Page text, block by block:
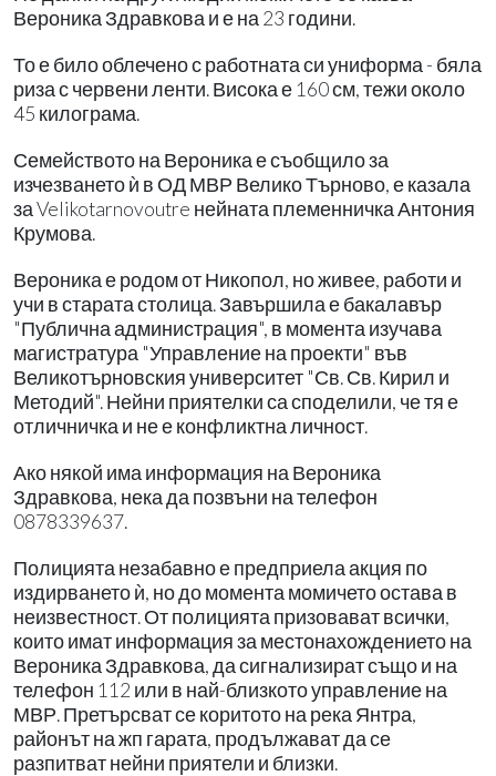
Вероника Здравкова и е на 23 години.
То е било облечено с работната си униформа - бяла
риза с червени ленти. Висока е 160 см, тежи около
45 килограма.
Семейството на Вероника е съобщило за
изчезването ѝ в ОД МВР Велико Търново, е казала
за Velikotarnovoutre нейната племенничка Антония
Крумова.
Вероника е родом от Никопол, но живее, работи и
учи в старата столица. Завършила е бакалавър
"Публична администрация", в момента изучава
магистратура "Управление на проекти" във
Великотърновския университет "Св. Св. Кирил и
Методий". Нейни приятелки са споделили, че тя е
отличничка и не е конфликтна личност.
Ако някой има информация на Вероника
Здравкова, нека да позвъни на телефон
0878339637.
Полицията незабавно е предприела акция по
издирването ѝ, но до момента момичето остава в
неизвестност. От полицията призовават всички,
които имат информация за местонахождението на
Вероника Здравкова, да сигнализират също и на
телефон 112 или в най-близкото управление на
МВР. Претърсват се коритото на река Янтра,
районът на жп гарата, продължават да се
разпитват нейни приятели и близки.